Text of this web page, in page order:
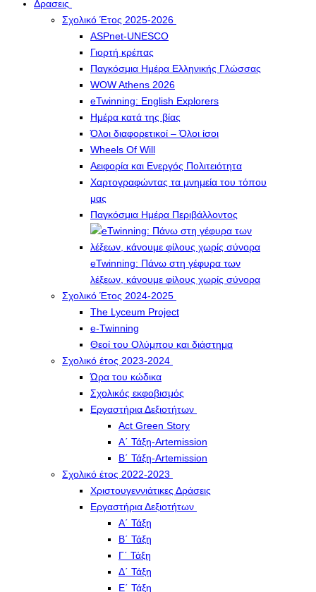
Δρασεις
Σχολικό Έτος 2025-2026
ASPnet-UNESCO
Γιορτή κρέπας
Παγκόσμια Ημέρα Ελληνικής Γλώσσας
WOW Athens 2026
eTwinning: English Explorers
Ημέρα κατά της βίας
Όλοι διαφορετικοί – Όλοι ίσοι
Wheels Of Will
Αειφορία και Ενεργός Πολιτειότητα
Χαρτογραφώντας τα μνημεία του τόπου
μας
Παγκόσμια Ημέρα Περιβάλλοντος
eTwinning: Πάνω στη γέφυρα των
λέξεων, κάνουμε φίλους χωρίς σύνορα
Σχολικό Έτος 2024-2025
The Lyceum Project
e-Twinning
Θεοί του Ολύμπου και διάστημα
Σχολικό έτος 2023-2024
Ώρα του κώδικα
Σχολικός εκφοβισμός
Εργαστήρια Δεξιοτήτων
Act Green Story
Α΄ Τάξη-Artemission
Β΄ Τάξη-Artemission
Σχολικό έτος 2022-2023
Χριστουγεννιάτικες Δράσεις
Εργαστήρια Δεξιοτήτων
Α΄ Τάξη
Β΄ Τάξη
Γ΄ Τάξη
Δ΄ Τάξη
Ε΄ Τάξη